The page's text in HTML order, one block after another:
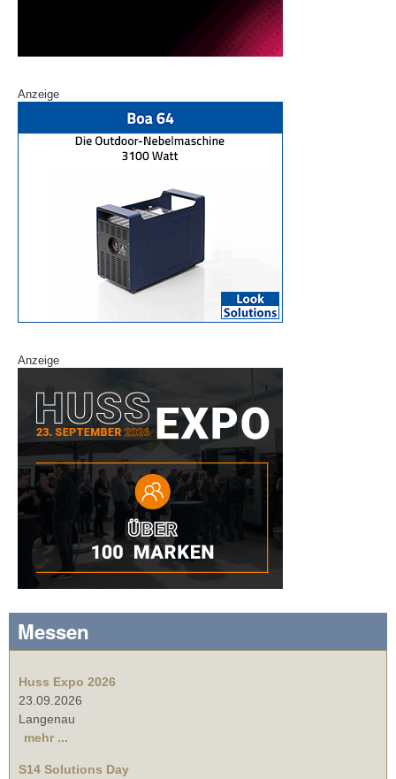
Anzeige
Anzeige
Messen
Huss Expo 2026
23.09.2026
Langenau
mehr ...
S14 Solutions Day